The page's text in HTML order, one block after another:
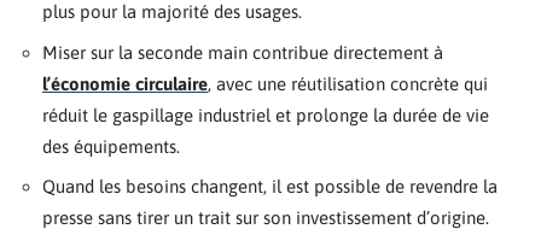
plus pour la majorité des usages.
Miser sur la seconde main contribue directement à
l’économie circulaire, avec une réutilisation concrète qui
réduit le gaspillage industriel et prolonge la durée de vie
des équipements.
Quand les besoins changent, il est possible de revendre la
presse sans tirer un trait sur son investissement d’origine.